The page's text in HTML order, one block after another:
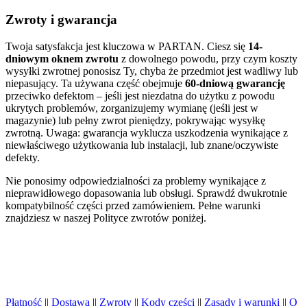
Zwroty i gwarancja
Twoja satysfakcja jest kluczowa w PARTAN. Ciesz się 14-
dniowym oknem zwrotu z dowolnego powodu, przy czym koszty
wysyłki zwrotnej ponosisz Ty, chyba że przedmiot jest wadliwy lub
niepasujący. Ta używana część obejmuje 60-dniową gwarancję
przeciwko defektom – jeśli jest niezdatna do użytku z powodu
ukrytych problemów, zorganizujemy wymianę (jeśli jest w
magazynie) lub pełny zwrot pieniędzy, pokrywając wysyłkę
zwrotną. Uwaga: gwarancja wyklucza uszkodzenia wynikające z
niewłaściwego użytkowania lub instalacji, lub znane/oczywiste
defekty.
Nie ponosimy odpowiedzialności za problemy wynikające z
nieprawidłowego dopasowania lub obsługi. Sprawdź dwukrotnie
kompatybilność części przed zamówieniem. Pełne warunki
znajdziesz w naszej Polityce zwrotów poniżej.
Płatność || Dostawa || Zwroty || Kody części || Zasady i warunki || O